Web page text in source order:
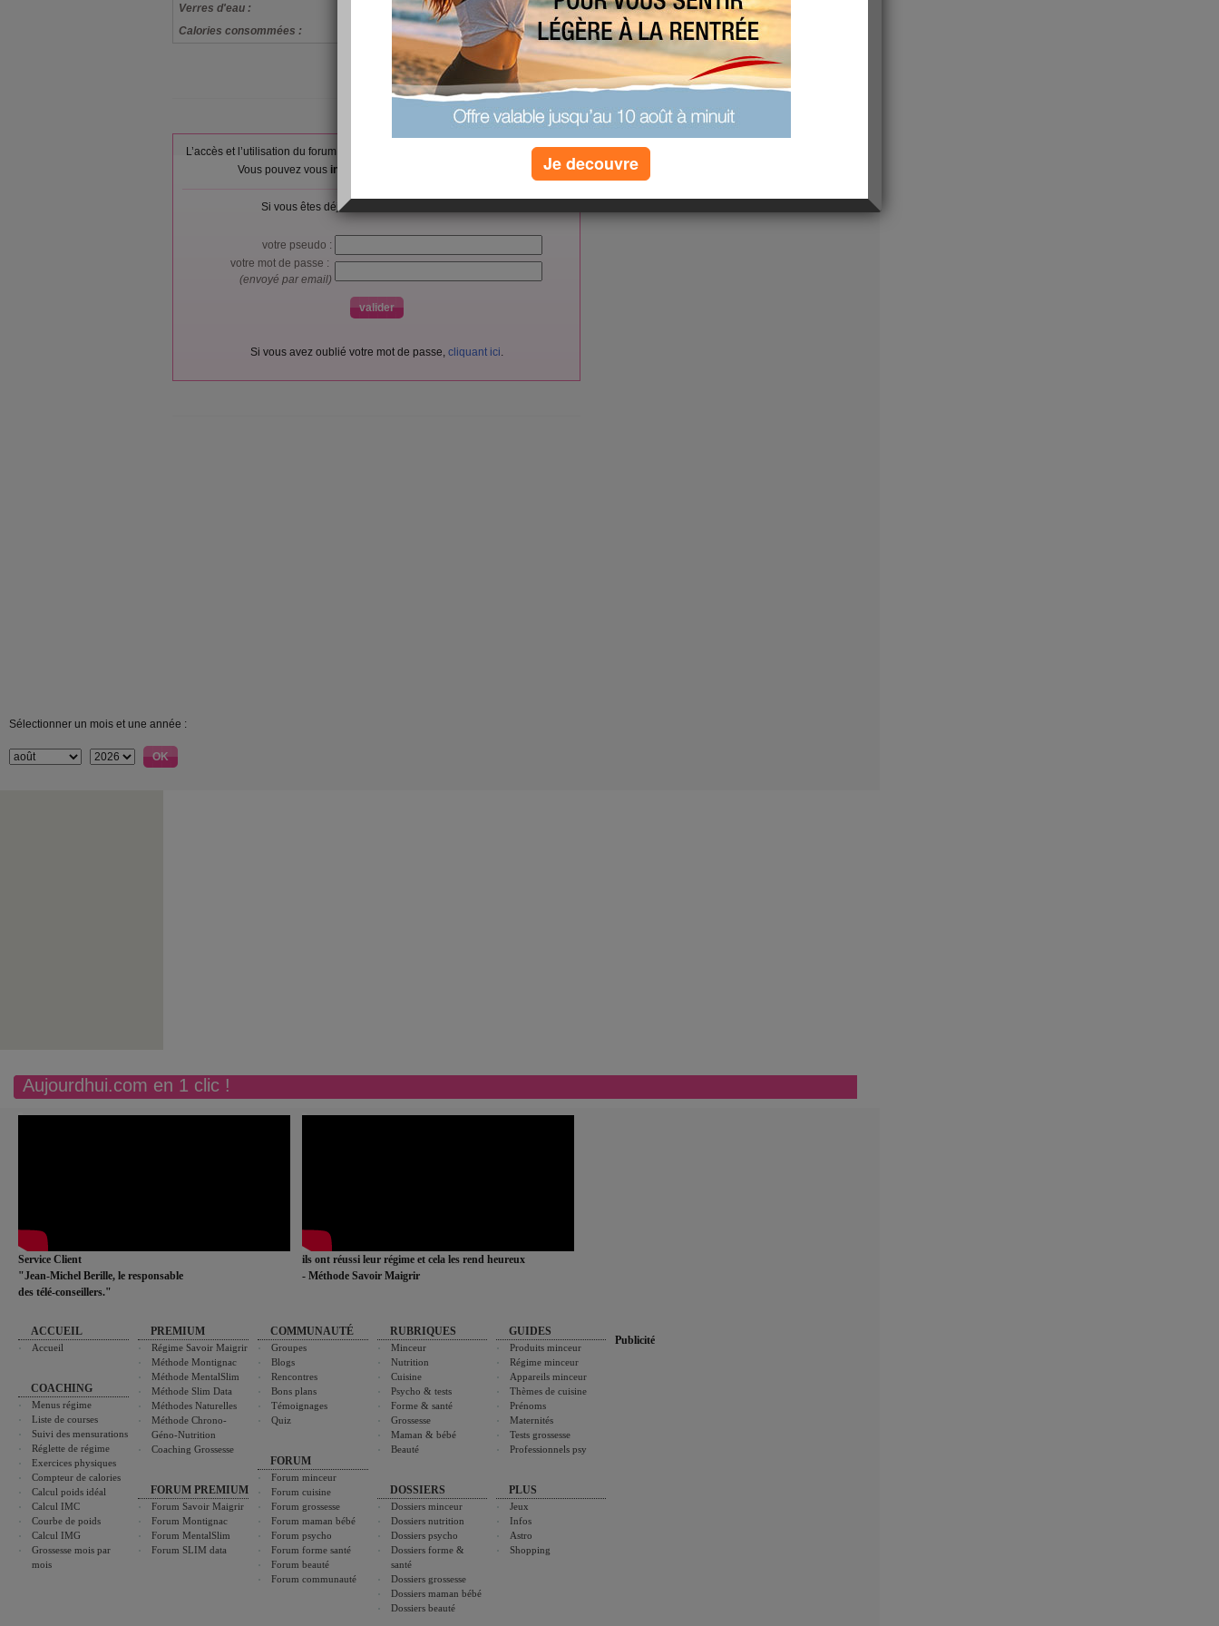
Verres d'eau :
10
Calories consommées :
0 kcal
(0) commentaires
L’accès et l’utilisation du forum sont réservés aux membres d'Aujourdhui.com.
Vous pouvez vous inscrire gratuitement
Si vous êtes déjà membre, connectez-vous ici :
votre pseudo :
votre mot de passe :
(envoyé par email)
Si vous avez oublié votre mot de passe, cliquant ici.
Sélectionner un mois et une année :
Aujourdhui.com en 1 clic !
Service Client
"Jean-Michel Berille, le responsable
des télé-conseillers."
ils ont réussi leur régime et cela les rend heureux
- Méthode Savoir Maigrir
ACCUEIL
Accueil
COACHING
Menus régime
Liste de courses
Suivi des mensurations
Réglette de régime
Exercices physiques
Compteur de calories
Calcul poids idéal
Calcul IMC
Courbe de poids
Calcul IMG
Grossesse mois par
mois
PREMIUM
Régime Savoir Maigrir
Méthode Montignac
Méthode MentalSlim
Méthode Slim Data
Méthodes Naturelles
Méthode Chrono-
Géno-Nutrition
Coaching Grossesse
FORUM PREMIUM
Forum Savoir Maigrir
Forum Montignac
Forum MentalSlim
Forum SLIM data
COMMUNAUTÉ
Groupes
Blogs
Rencontres
Bons plans
Témoignages
Quiz
FORUM
Forum minceur
Forum cuisine
Forum grossesse
Forum maman bébé
Forum psycho
Forum forme santé
Forum beauté
Forum communauté
RUBRIQUES
Minceur
Nutrition
Cuisine
Psycho & tests
Forme & santé
Grossesse
Maman & bébé
Beauté
DOSSIERS
Dossiers minceur
Dossiers nutrition
Dossiers psycho
Dossiers forme &
santé
Dossiers grossesse
Dossiers maman bébé
Dossiers beauté
GUIDES
Produits minceur
Régime minceur
Appareils minceur
Thèmes de cuisine
Prénoms
Maternités
Tests grossesse
Professionnels psy
PLUS
Jeux
Infos
Astro
Shopping
Publicité
Je decouvre